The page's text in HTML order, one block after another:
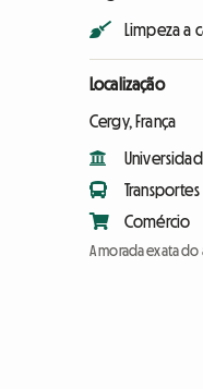
Limpeza a
Localização
Cergy, França
Comércio
A morada exata